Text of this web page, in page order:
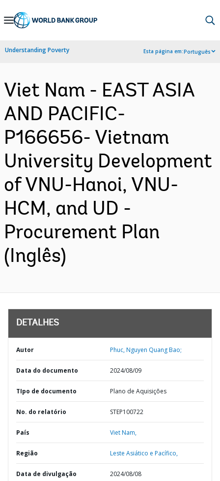
Skip
Navigation
Understanding Poverty Esta página em:Português
Viet Nam - EAST ASIA
AND PACIFIC-
P166656- Vietnam
University Development
of VNU-Hanoi, VNU-
HCM, and UD -
Procurement Plan
(Inglês)
DETALHES
Autor Phuc, Nguyen Quang Bao;
Data do documento 2024/08/09
TIpo de documento Plano de Aquisições
No. do relatório STEP100722
País Viet Nam,
Região Leste Asiático e Pacífico,
Data de divulgação 2024/08/08